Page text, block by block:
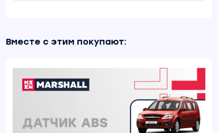
Вместе с этим покупают: